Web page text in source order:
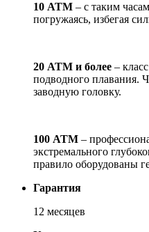
10 АТМ – с таким
погружаясь, избегая
20 АТМ и более –
подводного плавания.
заводную головку.
100 АТМ –
экстремального
правило оборудованы
Гарантия
12 месяцев